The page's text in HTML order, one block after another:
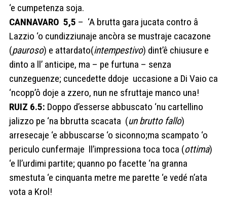
‘e cumpetenza soja.
CANNAVARO 5,5 – ‘A brutta gara jucata contro â
Lazzio ‘o cundizziunaje ancòra se mustraje cacazone
(pauroso) e attardato(intempestivo) dint’ê chiusure e
dinto a ll’ anticipe, ma – pe furtuna – senza
cunzeguenze; cuncedette ddoje uccasione a Di Vaio ca
‘ncopp’ô doje a zzero, nun ne sfruttaje manco una!
RUIZ 6.5: Doppo d’esserse abbuscato ‘nu cartellino
jalizzo pe ‘na bbrutta scacata (un brutto fallo)
arresecaje ‘e abbuscarse ‘o siconno;ma scampato ‘o
periculo cunfermaje ll’impressiona toca toca (ottima)
‘e ll’urdimi partite; quanno po facette ‘na granna
smestuta ‘e cinquanta metre me parette ‘e vedé n’ata
vota a Krol!